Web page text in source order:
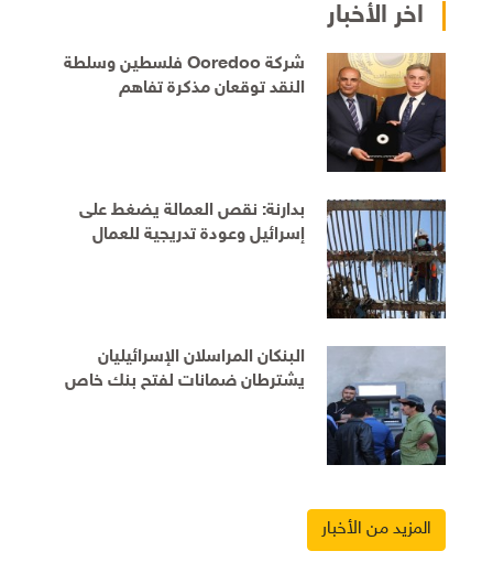
اخر الأخبار
شركة Ooredoo فلسطين وسلطة
النقد توقعان مذكرة تفاهم
بدارنة: نقص العمالة يضغط على
إسرائيل وعودة تدريجية للعمال
البنكان المراسلان الإسرائيليان
يشترطان ضمانات لفتح بنك خاص
المزيد من الأخبار